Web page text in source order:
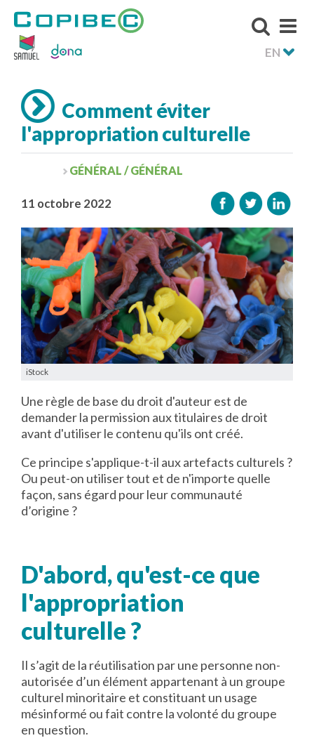
EN
Comment éviter
l'appropriation culturelle
GÉNÉRAL / GÉNÉRAL
11 octobre 2022
iStock
Une règle de base du droit d'auteur est de
demander la permission aux titulaires de droit
avant d'utiliser le contenu qu'ils ont créé.
Ce principe s'applique-t-il aux artefacts culturels ?
Ou peut-on utiliser tout et de n'importe quelle
façon, sans égard pour leur communauté
d’origine ?
D'abord, qu'est-ce que
l'appropriation
culturelle ?
Il s’agit de la réutilisation par une personne non-
autorisée d’un élément appartenant à un groupe
culturel minoritaire et constituant un usage
mésinformé ou fait contre la volonté du groupe
en question.